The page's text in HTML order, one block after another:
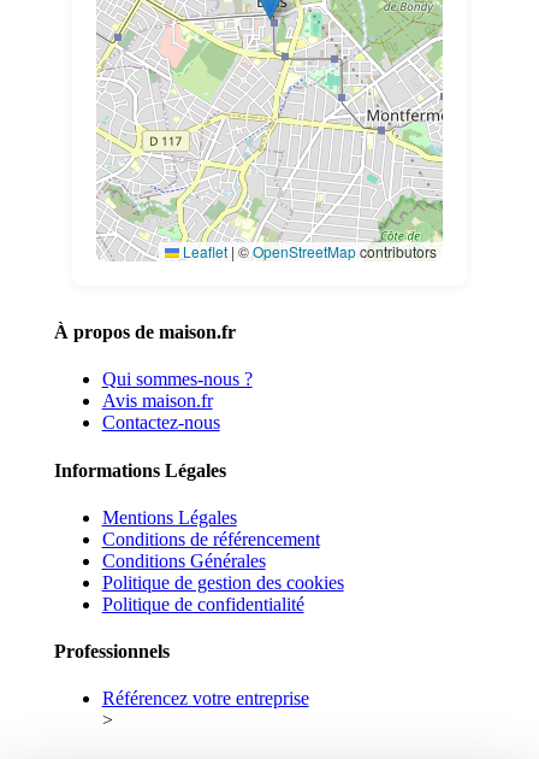
Leaflet | ©OpenStreetMapcontributors
À propos de maison.fr
Qui sommes-nous ?
Avis maison.fr
Contactez-nous
Informations Légales
Mentions Légales
Conditions de référencement
Conditions Générales
Politique de gestion des cookies
Politique de confidentialité
Professionnels
Référencez votre entreprise
>